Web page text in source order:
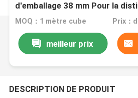
d'emballage 38 mm Pour la
MOQ：1 mètre cube
meilleur prix
DESCRIPTION DE PRODUIT